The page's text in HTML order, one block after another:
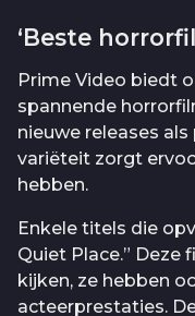
‘Beste
Prime Video biedt
spannende
nieuwe releases
variëteit zorgt
hebben.
Enkele titels die
Quiet Place.” Deze
kijken, ze hebben
acteerprestaties.